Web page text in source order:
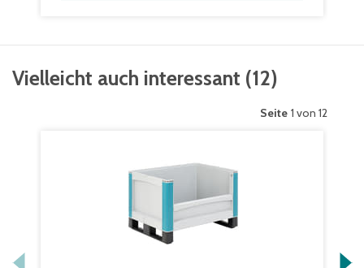
Vielleicht auch interessant (12)
Seite 1 von 12